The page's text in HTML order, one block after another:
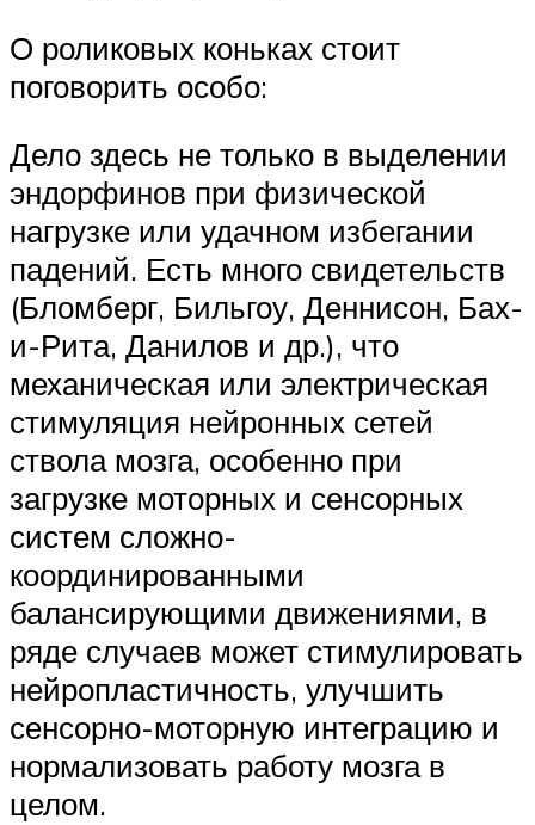
О роликовых коньках стоит
поговорить особо:
Дело здесь не только в выделении
эндорфинов при физической
нагрузке или удачном избегании
падений. Есть много свидетельств
(Бломберг, Бильгоу, Деннисон, Бах-
и-Рита, Данилов и др.), что
механическая или электрическая
стимуляция нейронных сетей
ствола мозга, особенно при
загрузке моторных и сенсорных
систем сложно-
координированными
балансирующими движениями, в
ряде случаев может стимулировать
нейропластичность, улучшить
сенсорно-моторную интеграцию и
нормализовать работу мозга в
целом.